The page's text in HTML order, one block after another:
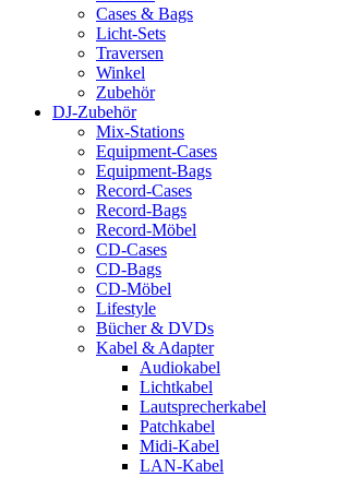
Cases & Bags
Licht-Sets
Traversen
Winkel
Zubehör
DJ-Zubehör
Mix-Stations
Equipment-Cases
Equipment-Bags
Record-Cases
Record-Bags
Record-Möbel
CD-Cases
CD-Bags
CD-Möbel
Lifestyle
Bücher & DVDs
Kabel & Adapter
Audiokabel
Lichtkabel
Lautsprecherkabel
Patchkabel
Midi-Kabel
LAN-Kabel